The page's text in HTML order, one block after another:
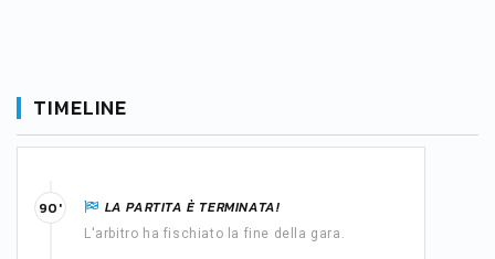
TIMELINE
LA PARTITA È TERMINATA!
L'arbitro ha fischiato la fine della gara.
90'